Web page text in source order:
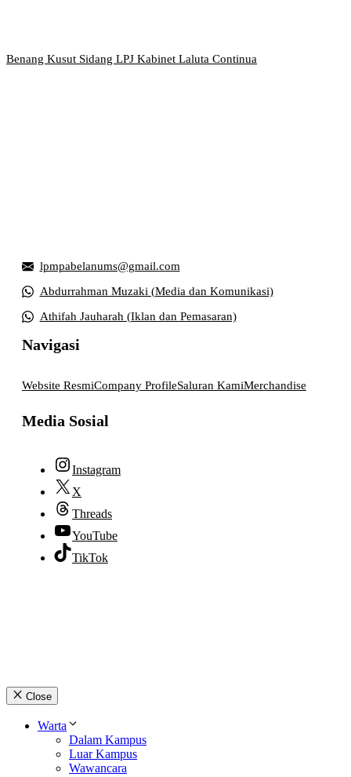
Benang Kusut Sidang LPJ Kabinet Laluta Continua
lpmpabelanums@gmail.com
Abdurrahman Muzaki (Media dan Komunikasi)
Athifah Jauharah (Iklan dan Pemasaran)
Navigasi
Website ResmiCompany ProfileSaluran KamiMerchandise
Media Sosial
Instagram
X
Threads
YouTube
TikTok
Close
Warta
Dalam Kampus
Luar Kampus
Wawancara